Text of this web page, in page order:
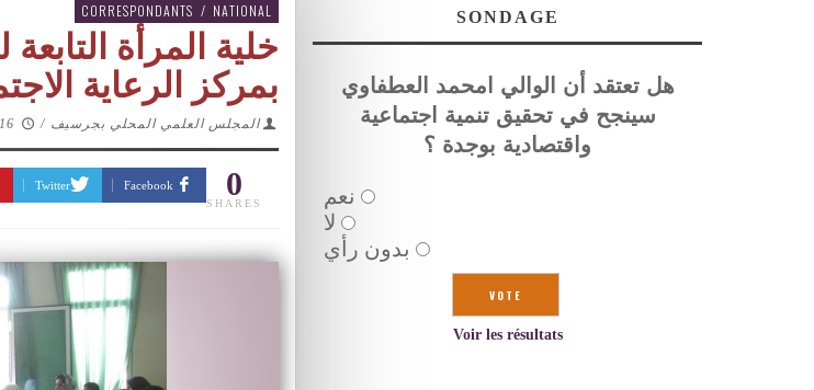
CORRESPONDANTS / NATIONAL
خلية المرأة
بمركز الرعاية
المجلس العلمي المحلي بجرسيف /
0
SHARES
Facebook
Twitter
SONDAGE
هل تعتقد أن الوالي امحمد العطفاوي
سينجح في تحقيق تنمية اجتماعية
واقتصادية بوجدة ؟
نعم
لا
بدون رأي
Voir les résultats